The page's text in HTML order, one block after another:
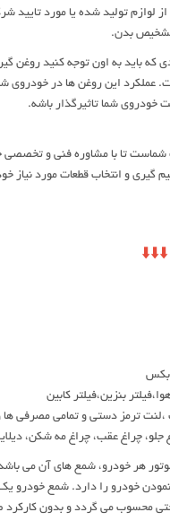
لوازم تولید شده یا مورد تایید
تشخیص بدن.
که باید به اون توجه کنید روغن
عملکرد این روغن ها در خودروی
خودروی شما تاثیرگذار باشه.
تا با مشاوره فنی و تخصصی
گیری و انتخاب قطعات مورد نیاز
⬇️⬇️⬇️
بنزین،فیلتر کابین
ترمز دستی و تمامی مصرفی ها
جلو، چراغ عقب، چراغ مه شکن،
هر خودرو، شمع های آن می
خودرو را دارد. شمع خودرو
محسوب می گردد و بدون کارکرد